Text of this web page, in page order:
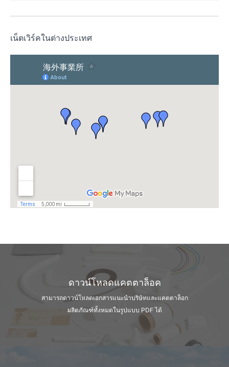
เน็ตเวิร์คในต่างประเทศ
ดาวน์โหลดแคตตาล็อค
สามารถดาวน์โหลดเอกสารแนะนำบริษัทและแคตตาล็อก
ผลิตภัณฑ์ทั้งหมดในรูปแบบ PDF ได้